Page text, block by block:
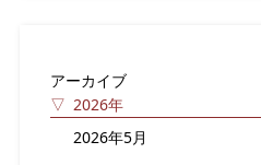
アーカイブ
2026年
2026年5月